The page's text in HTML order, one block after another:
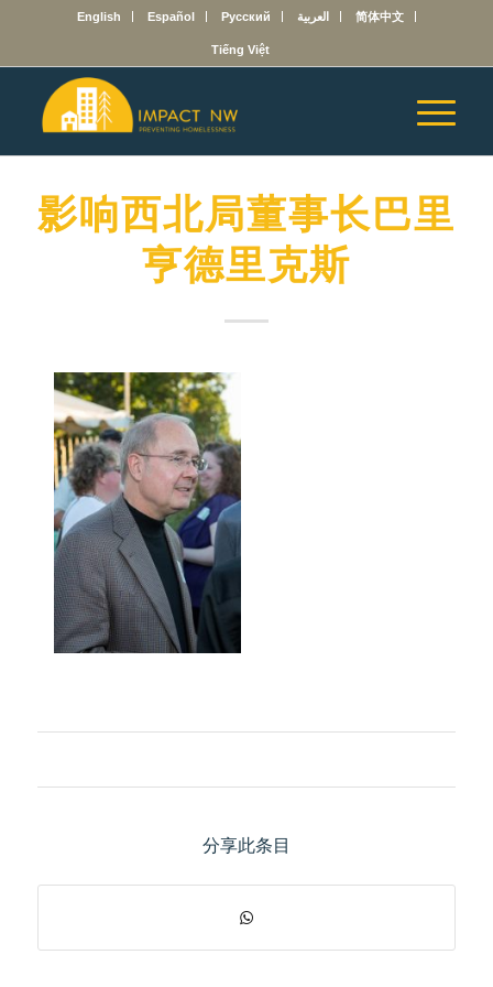
English Español Русский العربية 简体中文
Tiếng Việt
影响西北局董事长巴里
亨德里克斯
分享此条目